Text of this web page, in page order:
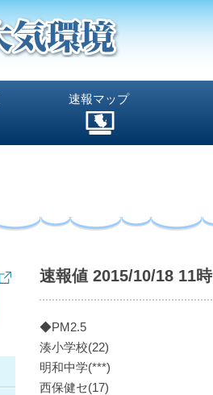
速報マップ
速報値 2015/10/18 11時
◆PM2.5
湊小学校(22)
明和中学(***)
西保健セ(17)